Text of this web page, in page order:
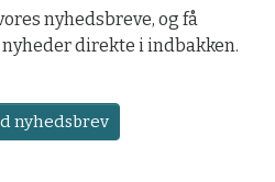
nyhedsbreve, og få
direkte i indbakken.
nyhedsbrev